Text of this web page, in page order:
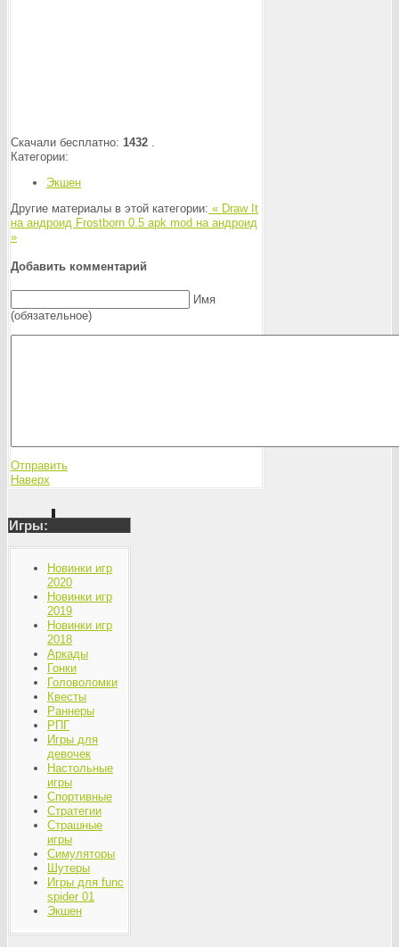
Скачали бесплатно: 1432 .
Категории:
Экшен
Другие материалы в этой категории: « Draw It
на андроид Frostborn 0.5 apk mod на андроид
»
Добавить комментарий
Имя
(обязательное)
Отправить
Наверх
Игры:
Новинки игр
2020
Новинки игр
2019
Новинки игр
2018
Аркады
Гонки
Головоломки
Квесты
Раннеры
РПГ
Игры для
девочек
Настольные
игры
Спортивные
Стратегии
Страшные
игры
Симуляторы
Шутеры
Игры для func
spider 01
Экшен